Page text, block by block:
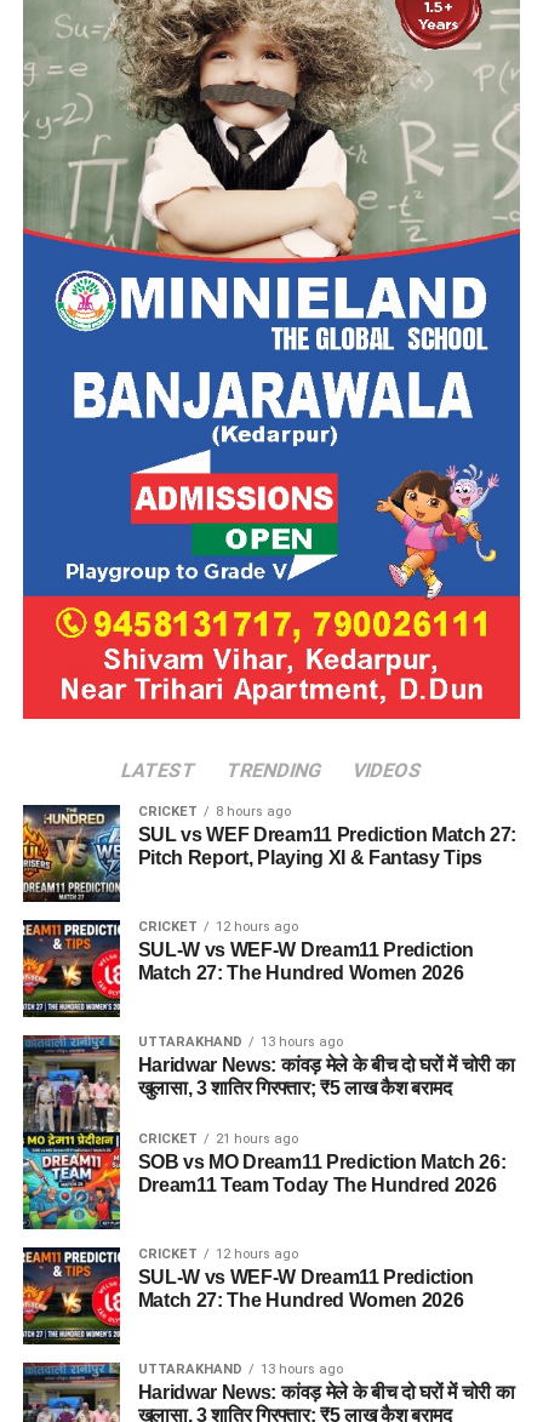
LATEST TRENDING VIDEOS
CRICKET 8 hours ago
SUL vs WEF Dream11 Prediction Match 27:
Pitch Report, Playing XI & Fantasy Tips
CRICKET 12 hours ago
SUL-W vs WEF-W Dream11 Prediction
Match 27: The Hundred Women 2026
UTTARAKHAND 13 hours ago
Haridwar News: कांवड़ मेले के बीच दो घरों में चोरी का
खुलासा, 3 शातिर गिरफ्तार; ₹5 लाख कैश बरामद
CRICKET 21 hours ago
SOB vs MO Dream11 Prediction Match 26:
Dream11 Team Today The Hundred 2026
CRICKET 12 hours ago
SUL-W vs WEF-W Dream11 Prediction
Match 27: The Hundred Women 2026
UTTARAKHAND 13 hours ago
Haridwar News: कांवड़ मेले के बीच दो घरों में चोरी का
खुलासा, 3 शातिर गिरफ्तार; ₹5 लाख कैश बरामद